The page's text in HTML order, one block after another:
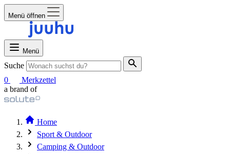
Menü öffnen
Menü
Suche
0
Merkzettel
a brand of
Home
Sport & Outdoor
Camping & Outdoor